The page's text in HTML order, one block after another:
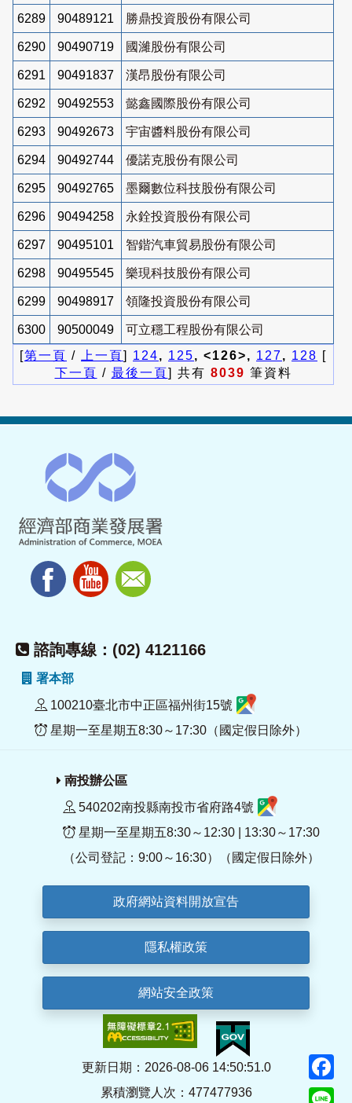
6289 90489121 勝鼎投資股份有限公司
6290 90490719 國濰股份有限公司
6291 90491837 漢昂股份有限公司
6292 90492553 懿鑫國際股份有限公司
6293 90492673 宇宙醬料股份有限公司
6294 90492744 優諾克股份有限公司
6295 90492765 墨爾數位科技股份有限公司
6296 90494258 永銓投資股份有限公司
6297 90495101 智鍇汽車貿易股份有限公司
6298 90495545 樂現科技股份有限公司
6299 90498917 領隆投資股份有限公司
6300 90500049
可立穩工程股份有限公司
[第一頁 / 上一頁] 124, 125, <126>, 127, 128 [
下一頁 / 最後一頁] 共有 8039 筆資料
諮詢專線：(02) 4121166
署本部
100210臺北市中正區福州街15號
星期一至星期五8:30～17:30（國定假日除外）
南投辦公區
540202南投縣南投市省府路4號
星期一至星期五8:30～12:30 | 13:30～17:30
（公司登記：9:00～16:30）（國定假日除外）
政府網站資料開放宣告
隱私權政策
網站安全政策
更新日期：2026-08-06 14:50:51.0
累積瀏覽人次：477477936